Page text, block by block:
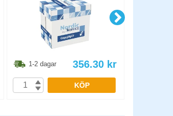
1-2 dagar 356.30 kr
KÖP